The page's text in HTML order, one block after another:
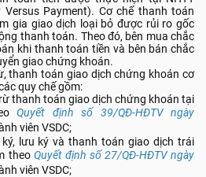
Versus Payment). Cơ chế thanh toán
gia giao dịch loại bỏ được rủi ro gốc
thanh toán. Theo đó, bên mua chắc
khi thanh toán tiền và bên bán chắc
giao chứng khoán.
thanh toán giao dịch chứng khoán cơ
quy chế gồm:
thanh toán giao dịch chứng khoán tại
Quyết định số 39/QĐ-HĐTV ngày
viên VSDC;
lưu ký và thanh toán giao dịch trái
theoQuyết định số 27/QĐ-HĐTV ngày
viên VSDC;